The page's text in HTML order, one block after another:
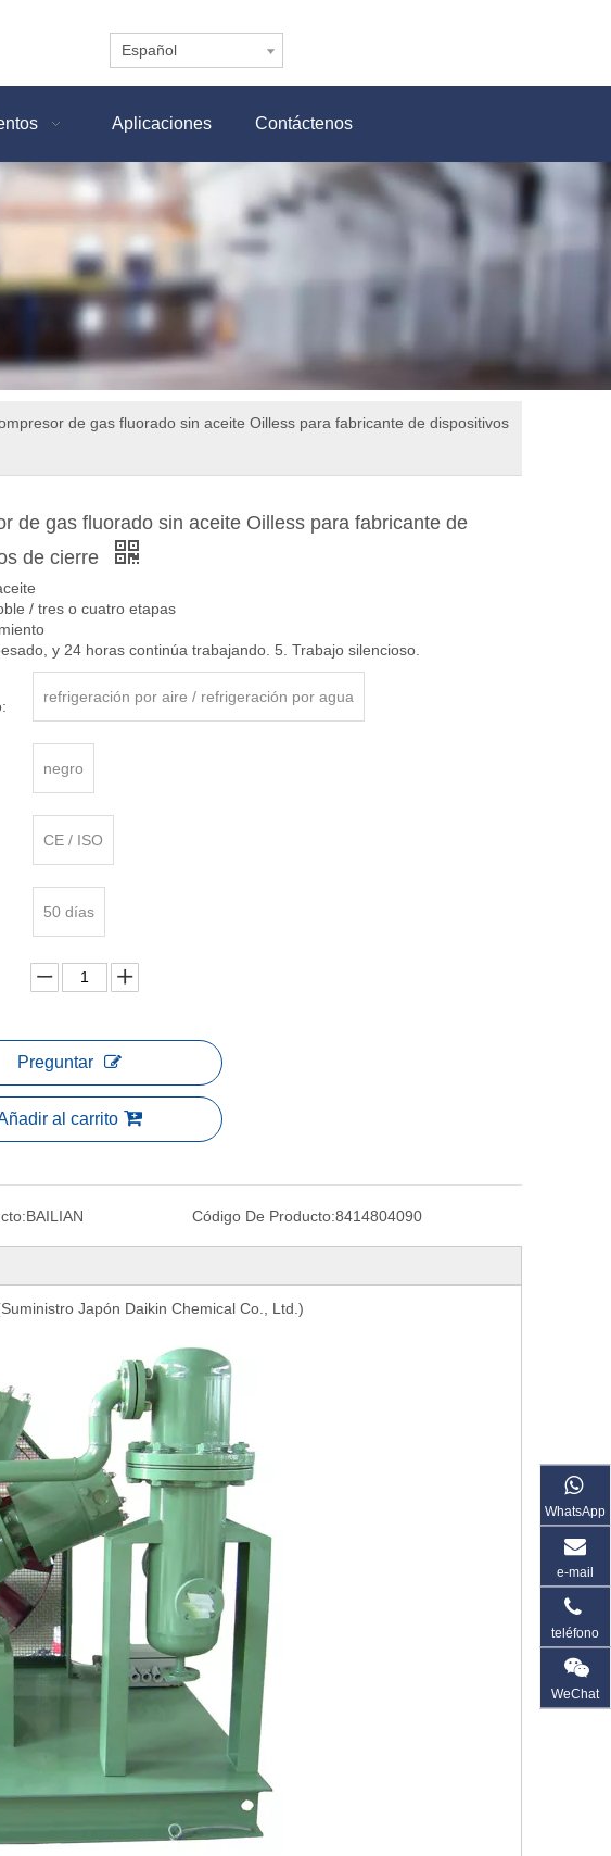
Español
Aplicaciones Contáctenos
de gas fluorado sin aceite Oilless para fabricante de dispositivos
de gas fluorado sin aceite Oilless para fabricante de
de cierre
/ tres o cuatro etapas
y 24 horas continúa trabajando. 5. Trabajo silencioso.
refrigeración por aire / refrigeración por agua
negro
CE / ISO
50 días
Preguntar
al carrito
BAILIAN Código De Producto:8414804090
Japón Daikin Chemical Co., Ltd.)
WhatsApp
e-mail
teléfono
WeChat